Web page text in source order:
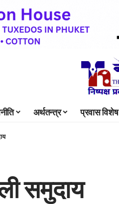
अर्थतन्त्र प्रवास विशेष
समुदाय